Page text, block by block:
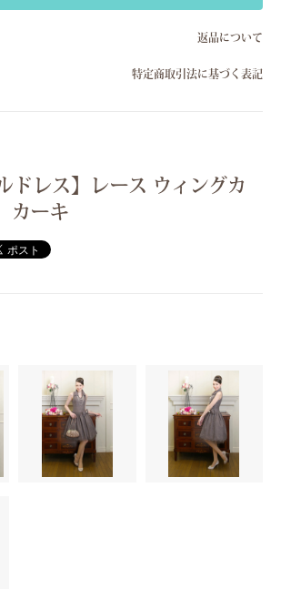
Mサイズ(9号）
Mサイズ(9号）
返品について
特定商取引法に基づく表記
ドレス】レース ウィングカ
カーキ